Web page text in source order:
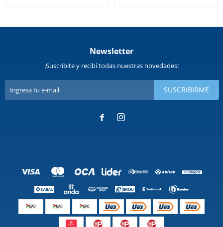
Newsletter
¡Suscribite y recibí todas nuestras novedades!
SUSCRIBIRME
 